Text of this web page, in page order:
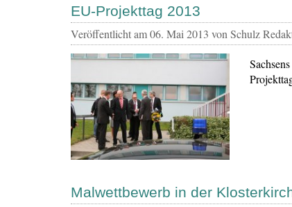
EU-Projekttag 2013
Veröffentlicht am06. Mai 2013 von Schulz
Malwettbewerb in der